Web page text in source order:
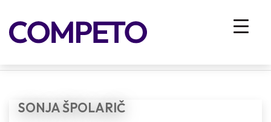
You are here: Home Vhodna stran
/
Svet se je močno spremenil, naš način iskanja in izbora kadrov pa v večji meri
SONJA ŠPOLARIČ